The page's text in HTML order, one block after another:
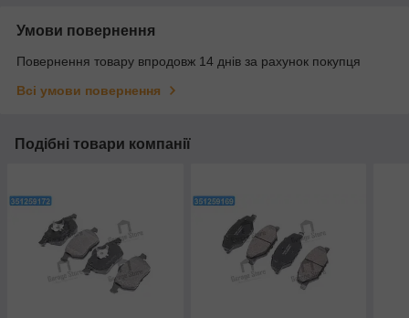
Умови повернення
Повернення товару впродовж 14 днів за рахунок покупця
Всі умови повернення
Подібні товари компанії